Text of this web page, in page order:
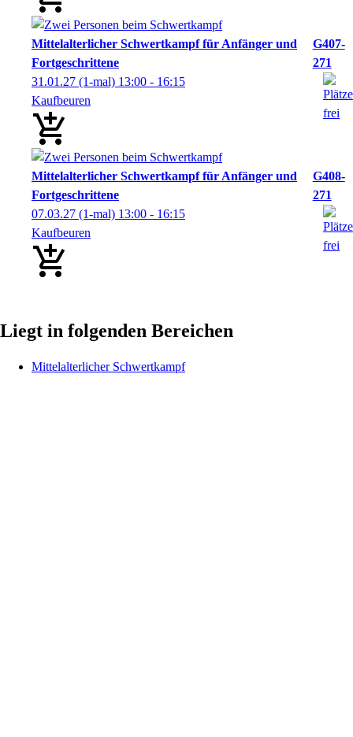
Mittelalterlicher Schwertkampf für Anfänger und
Fortgeschrittene
G407-
271
31.01.27 (1-mal) 13:00 - 16:15
Kaufbeuren
Mittelalterlicher Schwertkampf für Anfänger und
Fortgeschrittene
G408-
271
07.03.27 (1-mal) 13:00 - 16:15
Kaufbeuren
Liegt in folgenden Bereichen
Mittelalterlicher Schwertkampf